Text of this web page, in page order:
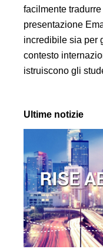
facilmente
presentazione
incredibile sia per
contesto
istruiscono gli
Ultime notizie